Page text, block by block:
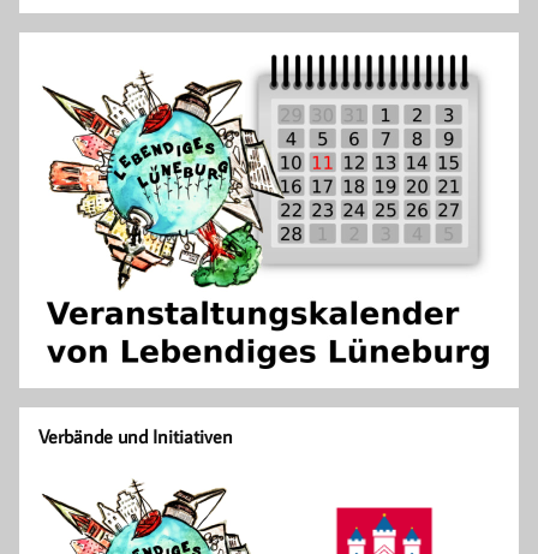
Verbände und Initiativen